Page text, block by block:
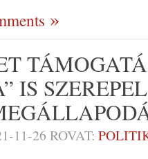
IS
11-26 ROVAT: